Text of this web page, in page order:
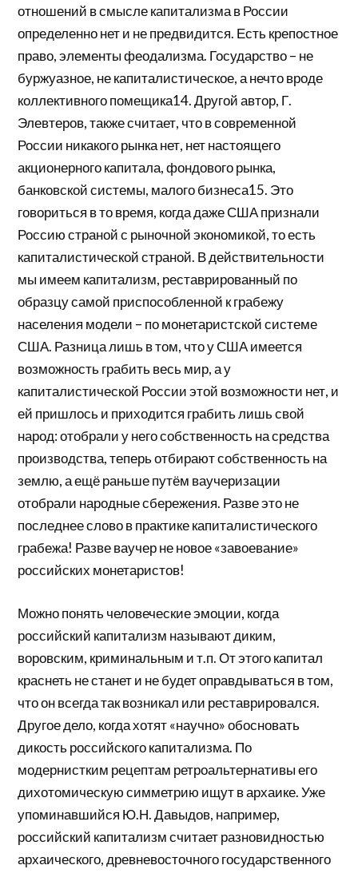
отношений в смысле капитализма в России
определенно нет и не предвидится. Есть крепостное
право, элементы феодализма. Государство – не
буржуазное, не капиталистическое, а нечто вроде
коллективного помещика14. Другой автор, Г.
Элевтеров, также считает, что в современной
России никакого рынка нет, нет настоящего
акционерного капитала, фондового рынка,
банковской системы, малого бизнеса15. Это
говориться в то время, когда даже США признали
Россию страной с рыночной экономикой, то есть
капиталистической страной. В действительности
мы имеем капитализм, реставрированный по
образцу самой приспособленной к грабежу
населения модели – по монетаристской системе
США. Разница лишь в том, что у США имеется
возможность грабить весь мир, а у
капиталистической России этой возможности нет, и
ей пришлось и приходится грабить лишь свой
народ: отобрали у него собственность на средства
производства, теперь отбирают собственность на
землю, а ещё раньше путём ваучеризации
отобрали народные сбережения. Разве это не
последнее слово в практике капиталистического
грабежа! Разве ваучер не новое «завоевание»
российских монетаристов!
Можно понять человеческие эмоции, когда
российский капитализм называют диким,
воровским, криминальным и т.п. От этого капитал
краснеть не станет и не будет оправдываться в том,
что он всегда так возникал или реставрировался.
Другое дело, когда хотят «научно» обосновать
дикость российского капитализма. По
модернистким рецептам ретроальтернативы его
дихотомическую симметрию ищут в архаике. Уже
упоминавшийся Ю.Н. Давыдов, например,
российский капитализм считает разновидностью
архаического, древневосточного государственного